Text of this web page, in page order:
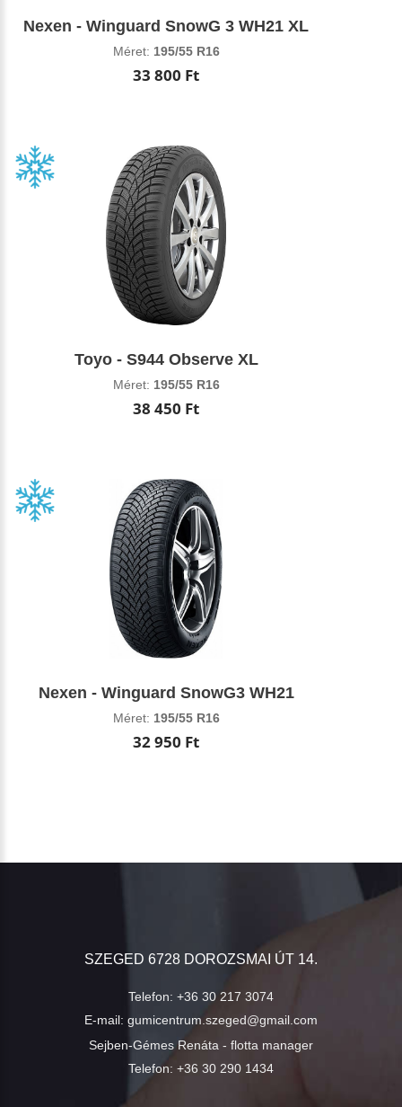
Nexen - Winguard SnowG 3 WH21 XL
Méret: 195/55 R16
33 800 Ft
Toyo - S944 Observe XL
Méret: 195/55 R16
38 450 Ft
Nexen - Winguard SnowG3 WH21
Méret: 195/55 R16
32 950 Ft
SZEGED 6728 DOROZSMAI ÚT 14.
Telefon: +36 30 217 3074
E-mail: gumicentrum.szeged@gmail.com
Sejben-Gémes Renáta - flotta manager
Telefon: +36 30 290 1434